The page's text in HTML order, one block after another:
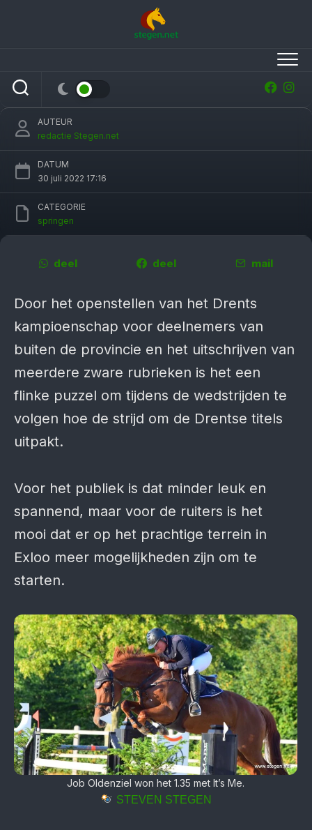
Anne Bakker Drents kampioen springen in het
1.35
AUTEUR
redactie Stegen.net
DATUM
30 juli 2022 17:16
CATEGORIE
springen
deel deel mail
Door het openstellen van het Drents
kampioenschap voor deelnemers van
buiten de provincie en het uitschrijven van
meerdere zware rubrieken is het een
flinke puzzel om tijdens de wedstrijden te
volgen hoe de strijd om de Drentse titels
uitpakt.
Voor het publiek is dat minder leuk en
spannend, maar voor de ruiters is het
mooi dat er op het prachtige terrein in
Exloo meer mogelijkheden zijn om te
starten.
Job Oldenziel won het 1.35 met It’s Me.
STEVEN STEGEN